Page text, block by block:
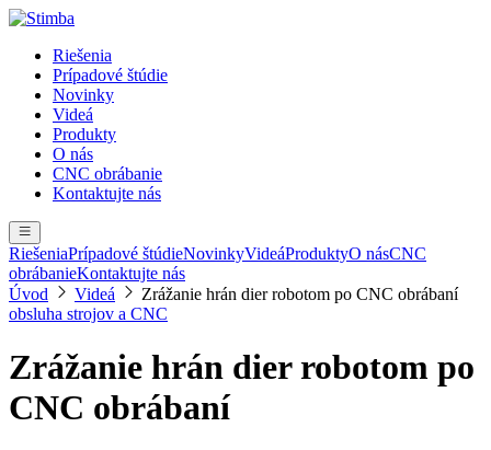
Riešenia
Prípadové štúdie
Novinky
Videá
Produkty
O nás
CNC obrábanie
Kontaktujte nás
RiešeniaPrípadové štúdieNovinkyVideáProduktyO násCNC
obrábanieKontaktujte nás
Úvod
Videá
Zrážanie hrán dier robotom po CNC obrábaní
obsluha strojov a CNC
Zrážanie hrán dier robotom po
CNC obrábaní